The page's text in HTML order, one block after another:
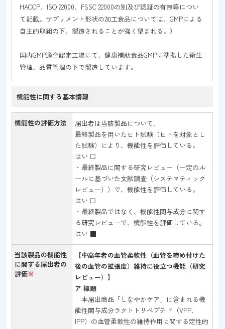
HACCP、ISO 22000、FSSC 22000の別及び認証の有無等につい
て記載。サプリメント形状の加工食品については、GMPによる
自主的取組の下、製造されることが強く望まれる。）
国内GMP適合認定工場にて、健康補助食品GMPに準拠した衛生
管理、品質管理の下で製造しています。
機能性に関する基本情報
機能性の評価方法
届出者は当該製品について、
最終製品を用いたヒト試験（ヒトを対象とし
た試験）により、機能性を評価している。
はい ☐
・最終製品に関する研究レビュー（一定のル
ールに基づいた文献調査（システマティック
レビュー））で、機能性を評価している。
はい ☐
・最終製品ではなく、機能性関与成分に関す
る研究レビューで、機能性を評価している。
はい ■
当該製品の機能性
に関する届出者の
評価※
【中高年者の血管柔軟性（血管を締め付けた
後の血管の拡張度）維持に役立つ機能（研究
レビュー）】
ア 標題
本届出商品「しなやかケア」に含まれる機
能性関与成分ラクトトリペプチド（VPP、
IPP）の血管柔軟性の維持作用に関する定性的